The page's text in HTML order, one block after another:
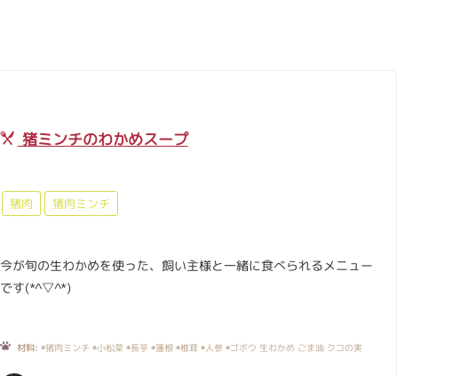
猪ミンチのわかめスープ
猪肉 猪肉ミンチ
今が旬の生わかめを使った、飼い主様と一緒に食べられるメニュー
です(*^▽^*)
材料: ◉猪肉ミンチ ◉小松菜 ◉長芋 ◉蓮根 ◉椎茸 ◉人参 ◉ゴボウ 生わかめ ごま油 クコの実